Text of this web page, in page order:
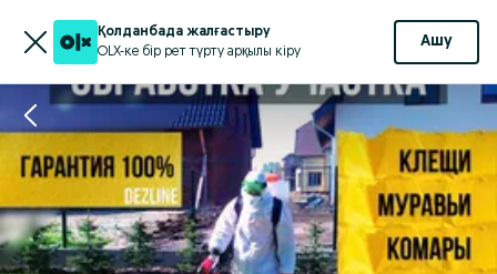
Қолданбада жалғастыру
OLX-ке бір рет түрту арқылы кіру
Ашу